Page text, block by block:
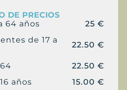
DE PRECIOS
64 años
25 €
de 17 a
22.50 €
22.50 €
años
15.00 €